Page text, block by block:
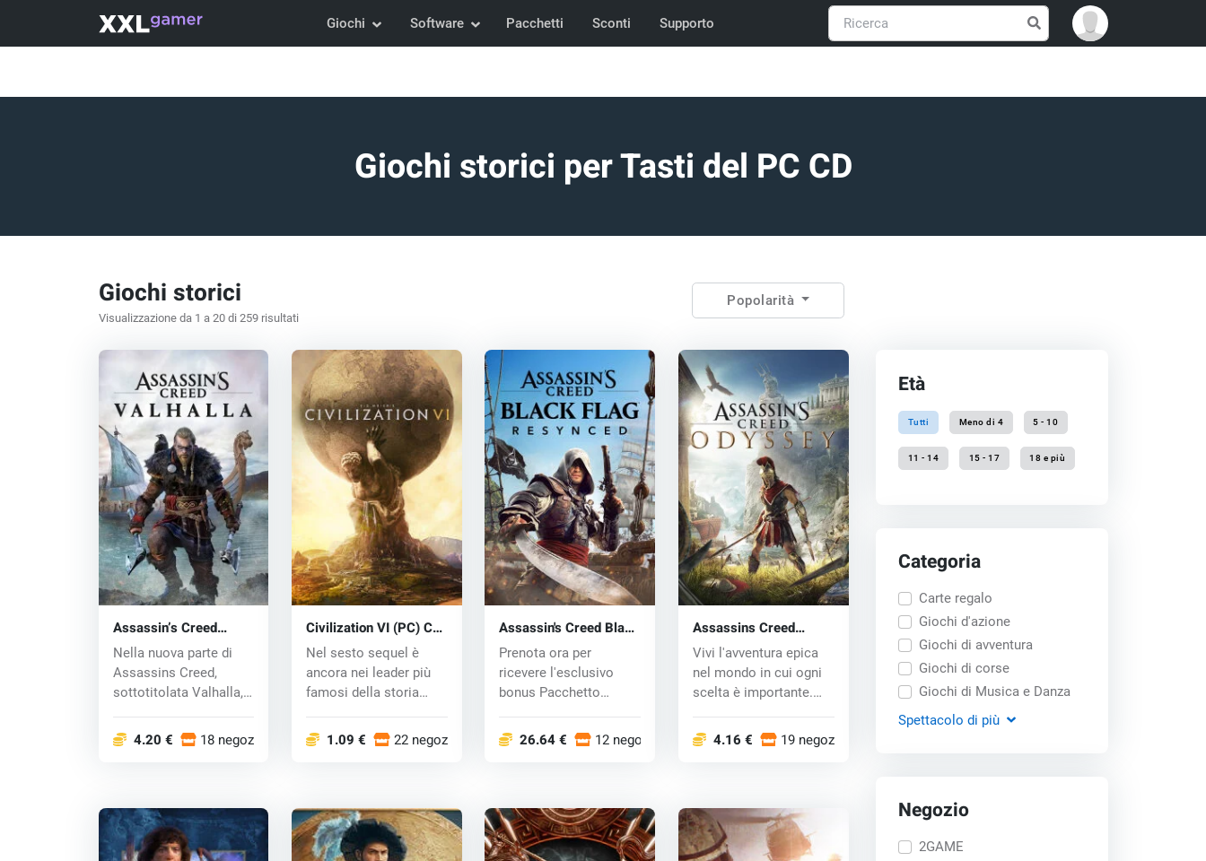
Giochi Software Pacchetti Sconti Supporto
Giochi storici per Tasti del PC CD
Giochi storici
Visualizzazione da 1 a 20 di 259 risultati
Popolarità
Assassin’s Creed
Valhalla (PC) key
Nella nuova parte di
Assassins Creed,
sottotitolata Valhalla,
4.20 € 18 negozi
Civilization VI (PC) CD
key
Nel sesto sequel è
ancora nei leader più
famosi della storia
1.09 € 22 negozi
Assassin's Creed Black
Flag Resynced (PC)
key
Prenota ora per
ricevere l'esclusivo
bonus Pacchetto
26.64 € 12 negozi
Assassins Creed
Odyssey (PC) CD key
Vivi l'avventura epica
nel mondo in cui ogni
scelta è importante.
4.16 € 19 negozi
Età
Tutti Meno di 4 5 - 10
11 - 14 15 - 17 18 e più
Categoria
Carte regalo
Giochi d'azione
Giochi di avventura
Giochi di corse
Giochi di Musica e Danza
Spettacolo di più
Negozio
2GAME